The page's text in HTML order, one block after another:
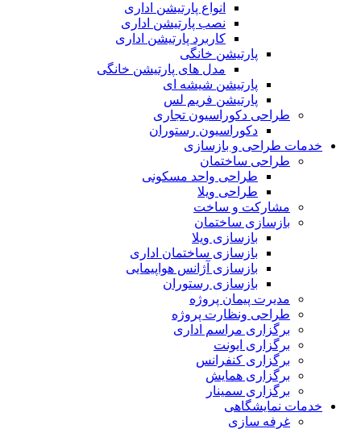
انواع پارتیشن اداری
نصب پارتیشن اداری
کاربرد پارتیشن اداری
پارتیشن خانگی
مدل های پارتیشن خانگی
پارتیشن شیشه ای
پارتیشن فریم لس
طراحی دکوراسیون تجاری
دکوراسیون رستوران
خدمات طراحی و بازسازی
طراحی ساختمان
طراحی واحد مسکونی
طراحی ویلا
مشارکت و ساخت
بازسازی ساختمان
بازسازی ویلا
بازسازی ساختمان اداری
بازسازی آژانس هواپیمایی
بازسازی رستوران
مدیرت پیمان پروژه
طراحی ونظارت پروژه
برگزاری مراسم اداری
برگزاری ایونت
برگزاری کنفرانس
برگزاری همایش
برگزاری سمینار
خدمات نمایشگاهی
غرفه سازی